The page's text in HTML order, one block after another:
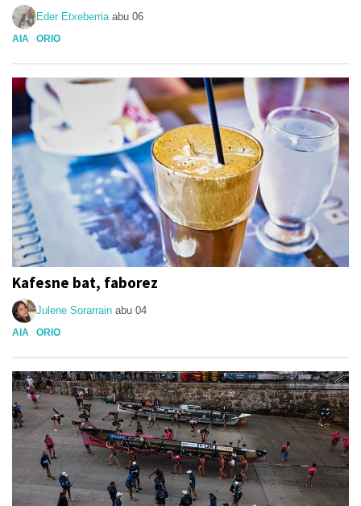
Eder Etxeberria abu 06
AIA ORIO
Kafesne bat, faborez
Julene Sorarrain abu 04
AIA ORIO